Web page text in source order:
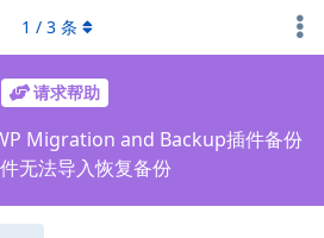
请求帮助
Migration and Backup插件备份
无法导入恢复备份
1 / 3 条